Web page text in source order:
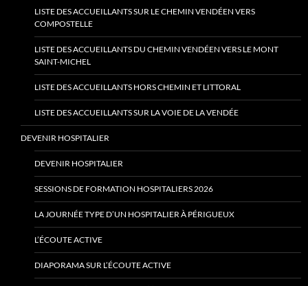
LISTE DES ACCUEILLANTS SUR LE CHEMIN VENDÉEN VERS
COMPOSTELLE
LISTE DES ACCUEILLANTS DU CHEMIN VENDÉEN VERS LE MONT
SAINT-MICHEL
LISTE DES ACCUEILLANTS HORS CHEMIN ET LITTORAL
LISTE DES ACCUEILLANTS SUR LA VOIE DE LA VENDÉE
DEVENIR HOSPITALIER
DEVENIR HOSPITALIER
SESSIONS DE FORMATION HOSPITALIERS 2026
LA JOURNÉE TYPE D’UN HOSPITALIER À PÉRIGUEUX
L’ÉCOUTE ACTIVE
DIAPORAMA SUR L’ÉCOUTE ACTIVE